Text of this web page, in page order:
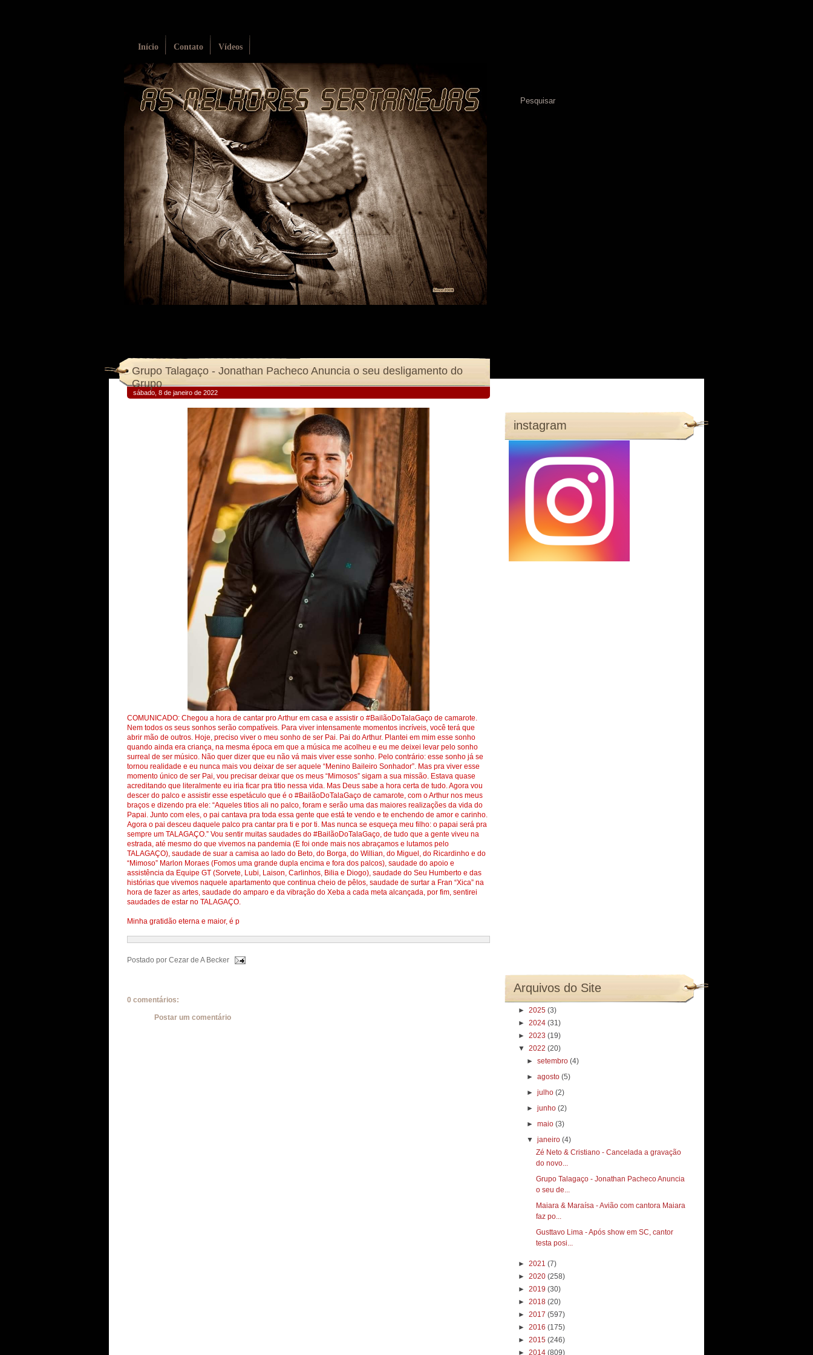
Início Contato Vídeos
Grupo Talagaço - Jonathan Pacheco Anuncia o seu desligamento do
Grupo
sábado, 8 de janeiro de 2022
COMUNICADO: Chegou a hora de cantar pro Arthur em casa e assistir o #BailãoDoTalaGaço de camarote.
Nem todos os seus sonhos serão compatíveis. Para viver intensamente momentos incríveis, você terá que
abrir mão de outros. Hoje, preciso viver o meu sonho de ser Pai. Pai do Arthur. Plantei em mim esse sonho
quando ainda era criança, na mesma época em que a música me acolheu e eu me deixei levar pelo sonho
surreal de ser músico. Não quer dizer que eu não vá mais viver esse sonho. Pelo contrário: esse sonho já se
tornou realidade e eu nunca mais vou deixar de ser aquele “Menino Baileiro Sonhador”. Mas pra viver esse
momento único de ser Pai, vou precisar deixar que os meus “Mimosos” sigam a sua missão. Estava quase
acreditando que literalmente eu iria ficar pra titio nessa vida. Mas Deus sabe a hora certa de tudo. Agora vou
descer do palco e assistir esse espetáculo que é o #BailãoDoTalaGaço de camarote, com o Arthur nos meus
braços e dizendo pra ele: “Aqueles titios ali no palco, foram e serão uma das maiores realizações da vida do
Papai. Junto com eles, o pai cantava pra toda essa gente que está te vendo e te enchendo de amor e carinho.
Agora o pai desceu daquele palco pra cantar pra ti e por ti. Mas nunca se esqueça meu filho: o papai será pra
sempre um TALAGAÇO.” Vou sentir muitas saudades do #BailãoDoTalaGaço, de tudo que a gente viveu na
estrada, até mesmo do que vivemos na pandemia (E foi onde mais nos abraçamos e lutamos pelo
TALAGAÇO), saudade de suar a camisa ao lado do Beto, do Borga, do Willian, do Miguel, do Ricardinho e do
“Mimoso” Marlon Moraes (Fomos uma grande dupla encima e fora dos palcos), saudade do apoio e
assistência da Equipe GT (Sorvete, Lubi, Laison, Carlinhos, Bilia e Diogo), saudade do Seu Humberto e das
histórias que vivemos naquele apartamento que continua cheio de pêlos, saudade de surtar a Fran “Xica” na
hora de fazer as artes, saudade do amparo e da vibração do Xeba a cada meta alcançada, por fim, sentirei
saudades de estar no TALAGAÇO.
Minha gratidão eterna e maior, é p
Postado por Cezar de A Becker
0 comentários:
Postar um comentário
instagram
Arquivos do Site
► 2025 (3)
► 2024 (31)
► 2023 (19)
▼ 2022 (20)
►setembro(4)
►agosto(5)
►julho(2)
►junho(2)
►maio(3)
▼janeiro(4)
Zé Neto & Cristiano - Cancelada a gravação
do novo...
Grupo Talagaço - Jonathan Pacheco Anuncia
o seu de...
Maiara & Maraísa - Avião com cantora Maiara
faz po...
Gusttavo Lima - Após show em SC, cantor
testa posi...
► 2021 (7)
► 2020 (258)
► 2019 (30)
► 2018 (20)
► 2017 (597)
► 2016 (175)
► 2015 (246)
► 2014 (809)